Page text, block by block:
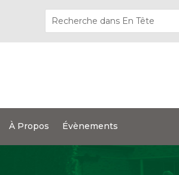
À Propos Évènements